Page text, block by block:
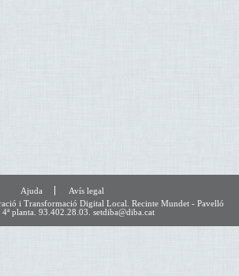
Ajuda
Avís legal
i Transformació Digital Local. Recinte Mundet - Pavelló
planta. 93.402.28.03. setdiba@diba.cat